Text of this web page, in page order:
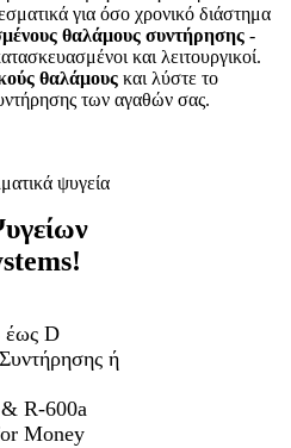
για όσο χρονικό διάστημα
θαλάμους συντήρησης -
και λειτουργικοί.
θαλάμους και λύστε το
των αγαθών σας.
έως D
ή
R-600a
Money